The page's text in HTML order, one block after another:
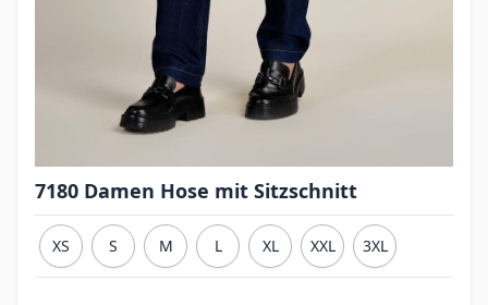
7180 Damen Hose mit Sitzschnitt
XS S M L XL XXL 3XL